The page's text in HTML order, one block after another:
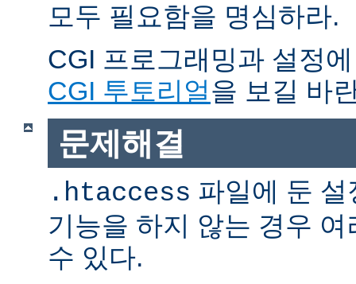
모두 필요함을 명심하라.
CGI 프로그래밍과 설정
CGI 투토리얼을 보길 바
문제해결
.htaccess 파일에 둔
기능을 하지 않는 경우
수 있다.